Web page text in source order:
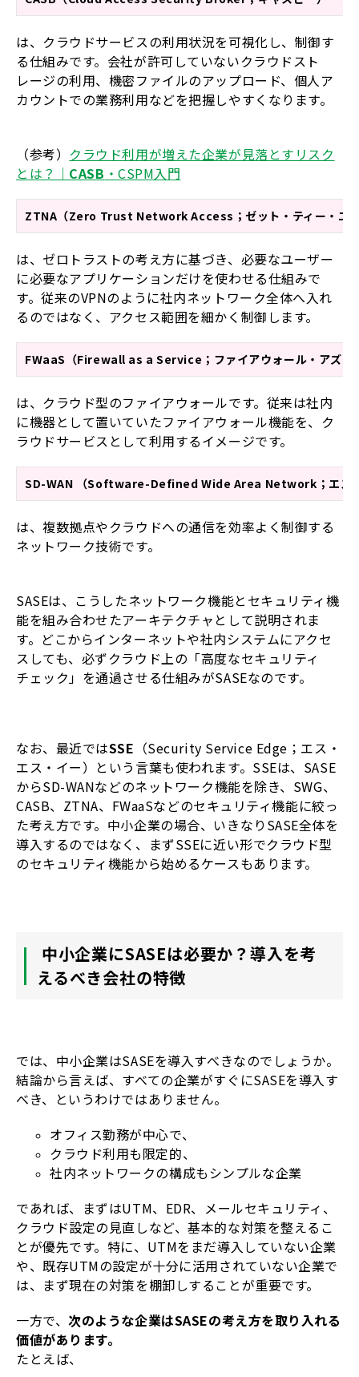
は、クラウドサービスの利用状況を可視化し、制御す
る仕組みです。会社が許可していないクラウドスト
レージの利用、機密ファイルのアップロード、個人ア
カウントでの業務利用などを把握しやすくなります。
（参考） クラウド利用が増えた企業が見落とすリスク
とは？｜ CASB ・CSPM入門
ZTNA（Zero Trust Network Access；ゼット・ティー・エ
は、ゼロトラストの考え方に基づき、必要なユーザー
に必要なアプリケーションだけを使わせる仕組みで
す。従来のVPNのように社内ネットワーク全体へ入れ
るのではなく、アクセス範囲を細かく制御します。
FWaaS（Firewall as a Service；ファイアウォール・アズ・
は、クラウド型のファイアウォールです。従来は社内
に機器として置いていたファイアウォール機能を、ク
ラウドサービスとして利用するイメージです。
SD-WAN （Software-Defined Wide Area Network；エス
は、複数拠点やクラウドへの通信を効率よく制御する
ネットワーク技術です。
SASEは、こうしたネットワーク機能とセキュリティ機
能を組み合わせたアーキテクチャとして説明されま
す。どこからインターネットや社内システムにアクセ
スしても、必ずクラウド上の「高度なセキュリティ
チェック」を通過させる仕組みがSASEなのです。
なお、最近ではSSE （Security Service Edge；エス・
エス・イー）という言葉も使われます。SSEは、SASE
からSD-WANなどのネットワーク機能を除き、SWG、
CASB、ZTNA、FWaaSなどのセキュリティ機能に絞っ
た考え方です。中小企業の場合、いきなりSASE全体を
導入するのではなく、まずSSEに近い形でクラウド型
のセキュリティ機能から始めるケースもあります。
中小企業にSASEは必要か？導入を考
えるべき会社の特徴
では、中小企業はSASEを導入すべきなのでしょうか。
結論から言えば、すべての企業がすぐにSASEを導入す
べき、というわけではありません。
オフィス勤務が中心で、
クラウド利用も限定的、
社内ネットワークの構成もシンプルな企業
であれば、まずはUTM、EDR、メールセキュリティ、
クラウド設定の見直しなど、基本的な対策を整えるこ
とが優先です。特に、UTMをまだ導入していない企業
や、既存UTMの設定が十分に活用されていない企業で
は、まず現在の対策を棚卸しすることが重要です。
一方で、次のような企業はSASEの考え方を取り入れる
価値があります。
たとえば、